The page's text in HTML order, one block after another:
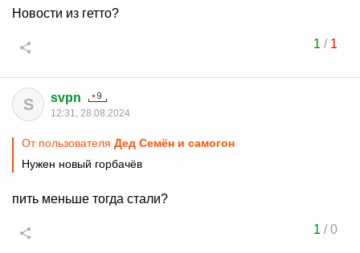
Новости из гетто?
1 / 1
S svpn
12:31, 28.08.2024
От пользователя Дед Семён и самогон
Нужен новый горбачёв
пить меньше тогда стали?
1 /0